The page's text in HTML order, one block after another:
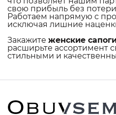
свою прибыль без потери
Работаем напрямую с
исключая лишние
Закажите женские
расширьте ассортимент
стильными и